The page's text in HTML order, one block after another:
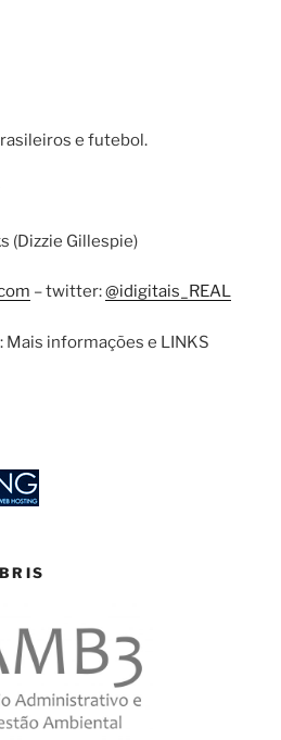
e futebol.
(Dizzie Gillespie)
– twitter:@idigitais_REAL
Mais informações e LINKS